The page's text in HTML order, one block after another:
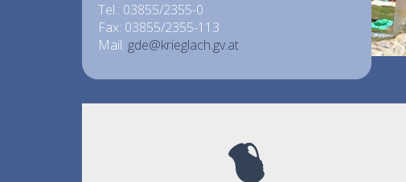
Tel.: 03855/2355-0
Fax: 03855/2355-113
Mail: gde@krieglach.gv.at